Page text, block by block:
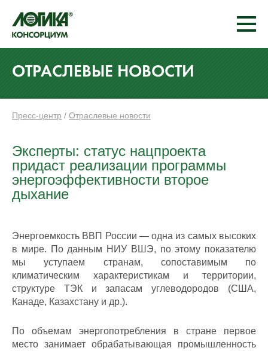
ОТРАСЛЕВЫЕ НОВОСТИ
Пресс-центр / Отраслевые новости
Эксперты: статус нацпроекта
придаст реализации программы
энергоэффективности второе
дыхание
Энергоемкость ВВП России — одна из самых высоких
в мире. По данным НИУ ВШЭ, по этому показателю
мы уступаем странам, сопоставимым по
климатическим характеристикам и территории,
структуре ТЭК и запасам углеводородов (США,
Канаде, Казахстану и др.).
По объемам энергопотребления в стране первое
место занимает обрабатывающая промышленность